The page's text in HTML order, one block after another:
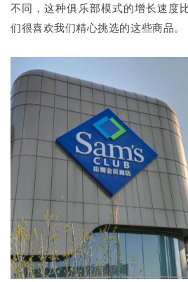
不同，这种俱乐部模式的增长速度
们很喜欢我们精心挑选的这些商品。